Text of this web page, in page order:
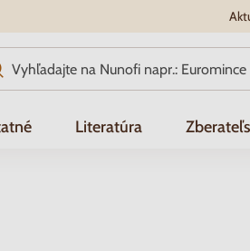
Literatúra